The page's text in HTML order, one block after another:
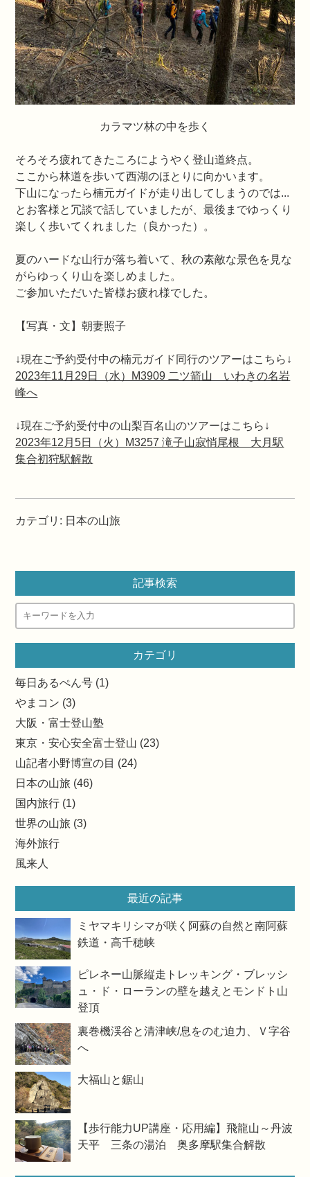
カラマツ林の中を歩く
そろそろ疲れてきたころにようやく登山道終点。
ここから林道を歩いて西湖のほとりに向かいます。
下山になったら楠元ガイドが走り出してしまうのでは...
とお客様と冗談で話していましたが、最後までゆっくり
楽しく歩いてくれました（良かった）。
夏のハードな山行が落ち着いて、秋の素敵な景色を見な
がらゆっくり山を楽しめました。
ご参加いただいた皆様お疲れ様でした。
【写真・文】朝妻照子
↓現在ご予約受付中の楠元ガイド同行のツアーはこちら↓
2023年11月29日（水）M3909 二ツ箭山 いわきの名岩
峰へ
↓現在ご予約受付中の山梨百名山のツアーはこちら↓
2023年12月5日（火）M3257 滝子山寂悄尾根 大月駅
集合初狩駅解散
カテゴリ : 日本の山旅
記事検索
カテゴリ
毎日あるぺん号 (1)
やまコン (3)
大阪・富士登山塾
東京・安心安全富士登山 (23)
山記者小野博宣の目 (24)
日本の山旅 (46)
国内旅行 (1)
世界の山旅 (3)
海外旅行
風来人
最近の記事
ミヤマキリシマが咲く阿蘇の自然と南阿蘇
鉄道・高千穂峡
ピレネー山脈縦走トレッキング・ブレッシ
ュ・ド・ローランの壁を越えとモンドト山
登頂
裏巻機渓谷と清津峡/息をのむ迫力、Ｖ字谷
へ
大福山と鋸山
【歩行能力UP講座・応用編】飛龍山～丹波
天平 三条の湯泊 奥多摩駅集合解散